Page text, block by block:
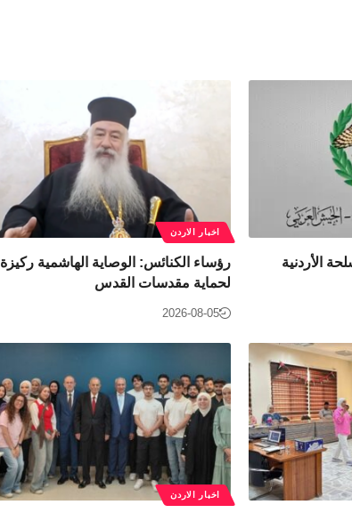
الأردنية
اخبار الاردن
رؤساء الكنائس: الوصاية الهاشمية ركيزة
لحماية مقدسات القدس
2026-08-05
اخبار الاردن